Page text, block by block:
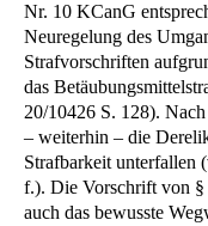
Nr. 10 KCanG
Neuregelung des
Strafvorschriften
das
20/10426 S. 128).
– weiterhin – die
Strafbarkeit unterfallen
f.). Die Vorschrift von
auch das bewusste